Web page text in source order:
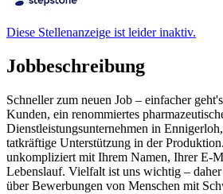
Diese Stellenanzeige ist leider inaktiv.
Jobbeschreibung
Schneller zum neuen Job – einfacher
Kunden, ein renommiertes
Dienstleistungsunternehmen in
tatkräftige Unterstützung in der
unkompliziert mit Ihrem Namen, Ihrer E-
Lebenslauf. Vielfalt ist uns wichtig –
über Bewerbungen von Menschen mit